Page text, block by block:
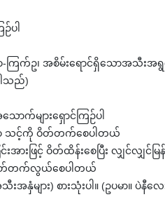
ပါ
ာ-ကြက်ဥ၊ အစိမ်းရောင်ရှိသောအသီး
ါသည်)
ာက်များရှောင်ကြဉ်ပါ
းဟာ သင့်ကို ဝိတ်တက်စေပါတယ်
းအားဖြင့် ဝိတ်ထိန်းစေပြီး လျှင်
ဝိတ်တက်လွယ်စေပါတယ်
အနှံများ) စားသုံးပါ။ (ဥပမာ။